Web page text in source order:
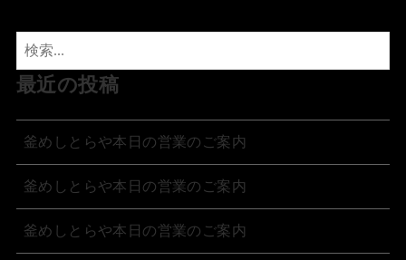
最近の投稿
釜めしとらや本日の営業のご案内
釜めしとらや本日の営業のご案内
釜めしとらや本日の営業のご案内